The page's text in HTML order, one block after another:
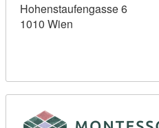
Hohenstaufengasse 6
1010 Wien